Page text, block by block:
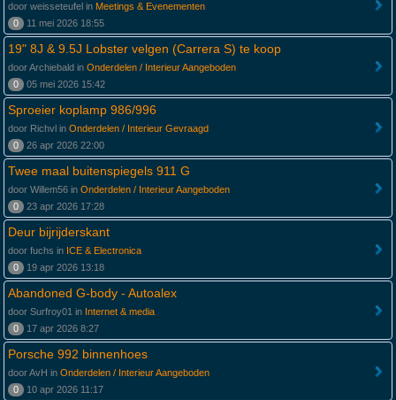
door weisseteufel in Meetings & Evenementen
0
11 mei 2026 18:55
19" 8J & 9.5J Lobster velgen (Carrera S) te koop
door Archiebald in Onderdelen / Interieur Aangeboden
0
05 mei 2026 15:42
Sproeier koplamp 986/996
door Richvl in Onderdelen / Interieur Gevraagd
0
26 apr 2026 22:00
Twee maal buitenspiegels 911 G
door Willem56 in Onderdelen / Interieur Aangeboden
0
23 apr 2026 17:28
Deur bijrijderskant
door fuchs in ICE & Electronica
0
19 apr 2026 13:18
Abandoned G-body - Autoalex
door Surfroy01 in Internet & media
0
17 apr 2026 8:27
Porsche 992 binnenhoes
door AvH in Onderdelen / Interieur Aangeboden
0
10 apr 2026 11:17